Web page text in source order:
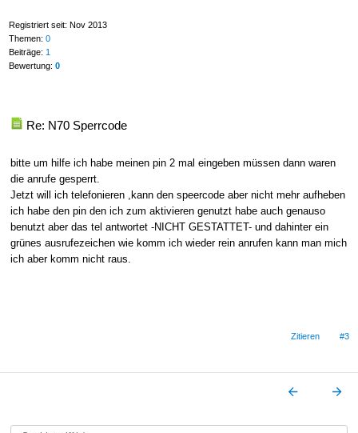
Registriert seit: Nov 2013
Themen: 0
Beiträge: 1
Bewertung: 0
Re: N70 Sperrcode
bitte um hilfe ich habe meinen pin 2 mal eingeben müssen dann waren
die anrufe gesperrt.
Jetzt will ich telefonieren ,kann den speercode aber nicht mehr aufheben
ich habe den pin den ich zum aktivieren genutzt habe auch genauso
benutzt aber das tel antwortet -NICHT GESTATTET- und dahinter ein
grünes ausrufezeichen wie komm ich wieder rein anrufen kann man mich
ich aber komm nicht raus.
Zitieren #3